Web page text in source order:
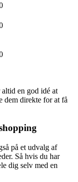
en god idé at
dem direkte for at få
på et udvalg af
Så hvis du har
dig selv med en